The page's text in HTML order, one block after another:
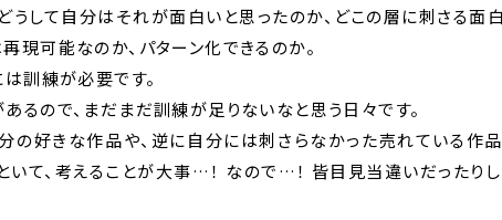
うして自分はそれが面白いと思ったのか、どこの層に刺さる面
現可能なのか、パターン化できるのか。
訓練が必要です。
るので、まだまだ訓練が足りないなと思う日々です。
の好きな作品や、逆に自分には刺さらなかった売れている作
いて、考えることが大事…！ なので…！ 皆目見当違いだったり